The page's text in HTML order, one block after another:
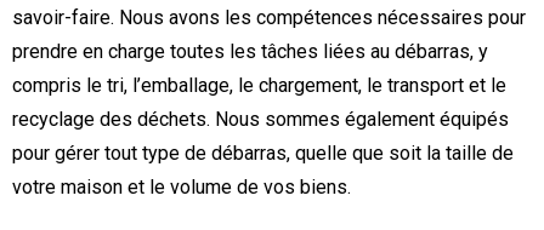
savoir-faire. Nous avons les compétences nécessaires pour
prendre en charge toutes les tâches liées au débarras, y
compris le tri, l’emballage, le chargement, le transport et le
recyclage des déchets. Nous sommes également équipés
pour gérer tout type de débarras, quelle que soit la taille de
votre maison et le volume de vos biens.